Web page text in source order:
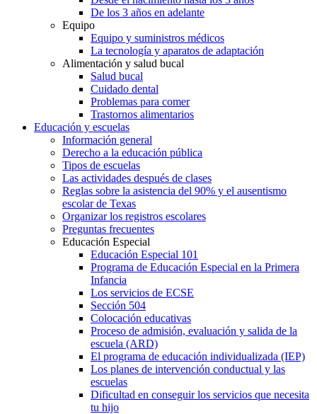
De los 3 años en adelante
Equipo
Equipo y suministros médicos
La tecnología y aparatos de adaptación
Alimentación y salud bucal
Salud bucal
Cuidado dental
Problemas para comer
Trastornos alimentarios
Educación y escuelas
Información general
Derecho a la educación pública
Tipos de escuelas
Las actividades después de clases
Reglas sobre la asistencia del 90% y el ausentismo
escolar de Texas
Organizar los registros escolares
Preguntas frecuentes
Educación Especial
Educación Especial 101
Programa de Educación Especial en la Primera
Infancia
Los servicios de ECSE
Sección 504
Colocación educativas
Proceso de admisión, evaluación y salida de la
escuela (ARD)
El programa de educación individualizada (IEP)
Los planes de intervención conductual y las
escuelas
Dificultad en conseguir los servicios que necesita
tu hijo